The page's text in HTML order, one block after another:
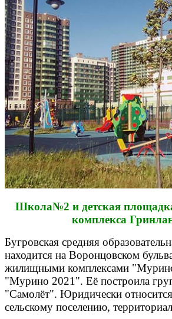
Школа№2 и детская
комплекса
Бугровская средняя
находится на Воронцовском
жилищными комплексами
"Мурино 2021". Её построила
"Самолёт". Юридически
сельскому поселению,